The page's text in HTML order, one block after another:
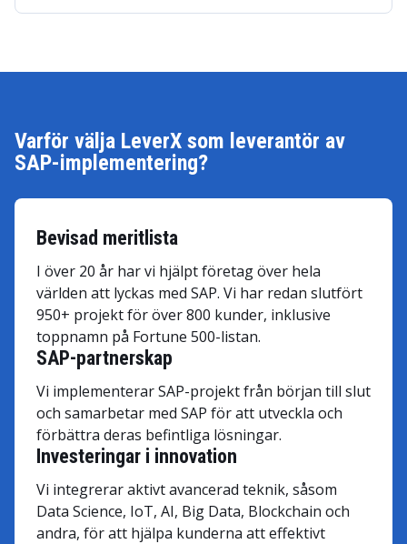
Varför välja LeverX som leverantör av
SAP-implementering?
Bevisad meritlista
I över 20 år har vi hjälpt företag över hela
världen att lyckas med SAP. Vi har redan slutfört
950+ projekt för över 800 kunder, inklusive
toppnamn på Fortune 500-listan.
SAP-partnerskap
Vi implementerar SAP-projekt från början till slut
och samarbetar med SAP för att utveckla och
förbättra deras befintliga lösningar.
Investeringar i innovation
Vi integrerar aktivt avancerad teknik, såsom
Data Science, IoT, AI, Big Data, Blockchain och
andra, för att hjälpa kunderna att effektivt